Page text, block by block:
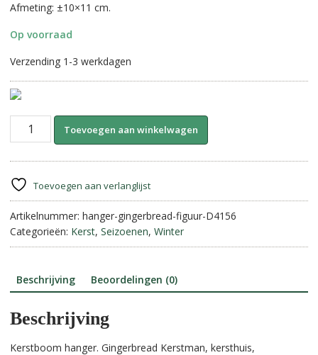
Afmeting: ±10×11 cm.
Op voorraad
Verzending 1-3 werkdagen
Kerstboom
hanger-
aantal
Toevoegen aan winkelwagen
n
a
i
:
Toevoegen aan verlanglijst
Artikelnummer: hanger-gingerbread-figuur-D4156
Categorieën: Kerst, Seizoenen, Winter
Beschrijving Beoordelingen (0)
Beschrijving
Kerstboom hanger. Gingerbread Kerstman, kersthuis,